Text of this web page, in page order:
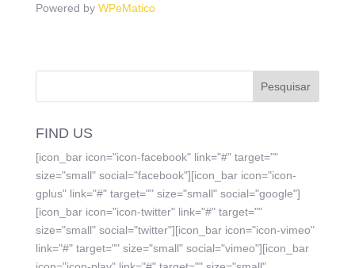
Powered by WPeMatico
FIND US
[icon_bar icon="icon-facebook" link="#" target=""
size="small" social="facebook"][icon_bar icon="icon-
gplus" link="#" target="" size="small" social="google"]
[icon_bar icon="icon-twitter" link="#" target=""
size="small" social="twitter"][icon_bar icon="icon-vimeo"
link="#" target="" size="small" social="vimeo"][icon_bar